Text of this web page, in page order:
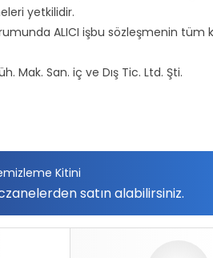
yetkilidir.
ALICI işbu sözleşmenin tüm
Mak. San. iç ve Dış Tic. Ltd. Şti.
Kitini
satın alabilirsiniz.